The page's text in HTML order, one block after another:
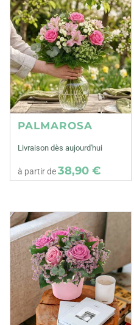
PALMAROSA
Livraison dès aujourd'hui
à partir de38,90 €